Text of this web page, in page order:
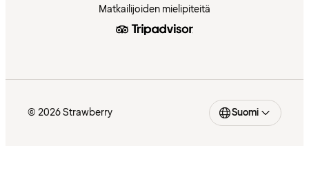
Matkailijoiden mielipiteitä
© 2026 Strawberry Suomi